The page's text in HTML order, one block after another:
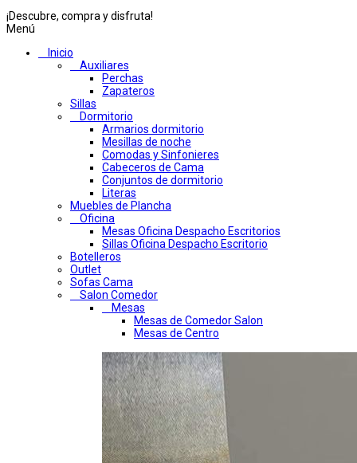
¡Descubre, compra y disfruta!
Menú
Inicio
Auxiliares
Perchas
Zapateros
Sillas
Dormitorio
Armarios dormitorio
Mesillas de noche
Comodas y Sinfonieres
Cabeceros de Cama
Conjuntos de dormitorio
Literas
Muebles de Plancha
Oficina
Mesas Oficina Despacho Escritorios
Sillas Oficina Despacho Escritorio
Botelleros
Outlet
Sofas Cama
Salon Comedor
Mesas
Mesas de Comedor Salon
Mesas de Centro